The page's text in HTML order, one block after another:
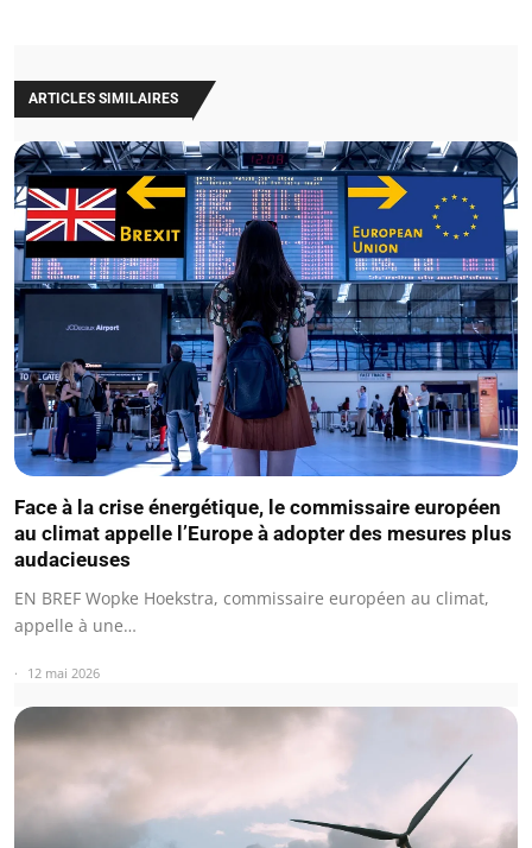
ARTICLES SIMILAIRES
Face à la crise énergétique, le commissaire européen
au climat appelle l’Europe à adopter des mesures plus
audacieuses
EN BREF Wopke Hoekstra, commissaire européen au climat,
appelle à une…
12 mai 2026